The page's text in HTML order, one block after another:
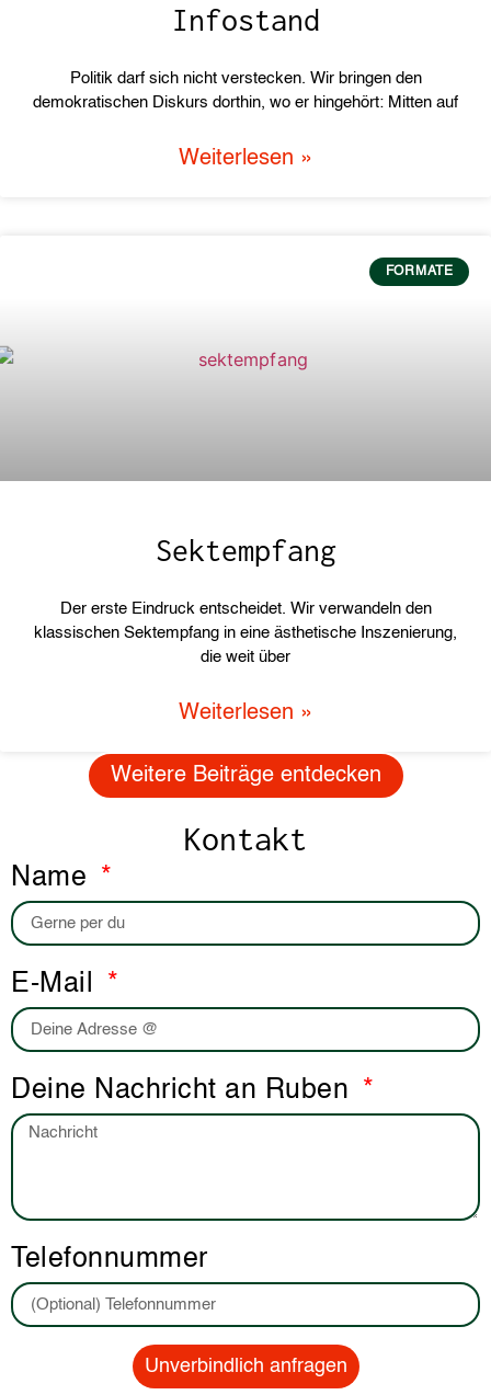
Infostand
Politik darf sich nicht verstecken. Wir bringen den
demokratischen Diskurs dorthin, wo er hingehört: Mitten auf
Weiterlesen »
FORMATE
Sektempfang
Der erste Eindruck entscheidet. Wir verwandeln den
klassischen Sektempfang in eine ästhetische Inszenierung,
die weit über
Weiterlesen »
Weitere Beiträge entdecken
Kontakt
Name
E-Mail
Deine Nachricht an Ruben
Telefonnummer
Unverbindlich anfragen